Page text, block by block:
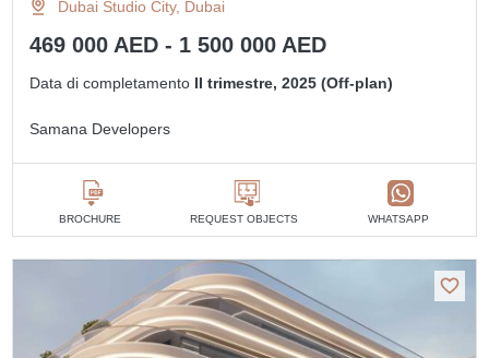
Dubai Studio City, Dubai
469 000 AED - 1 500 000 AED
Data di completamento II trimestre, 2025 (Off-plan)
Samana Developers
BROCHURE REQUEST OBJECTS WHATSAPP